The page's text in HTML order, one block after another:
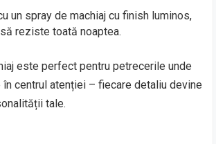
un spray de machiaj cu finish luminos,
reziste toată noaptea.
este perfect pentru petrecerile unde
centrul atenției – fiecare detaliu devine
tale.